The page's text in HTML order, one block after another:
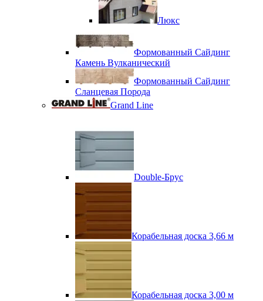
Люкс
Формованный Сайдинг
Камень Вулканический
Формованный Сайдинг
Сланцевая Порода
Grand Line
Double-Брус
Корабельная доска 3,66 м
Корабельная доска 3,00 м